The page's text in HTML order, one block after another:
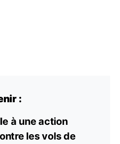
:
à une action
les vols de